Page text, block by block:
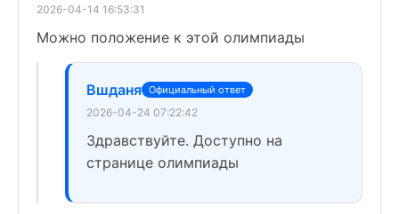
2026-04-14 16:53:31
Можно положение к этой олимпиады
Вшданя Официальный ответ
2026-04-24 07:22:42
Здравствуйте. Доступно на
странице олимпиады